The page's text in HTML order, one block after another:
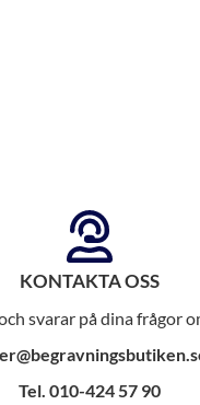
KONTAKTA OSS
svarar på dina frågor
Tel. 010-424 57 90